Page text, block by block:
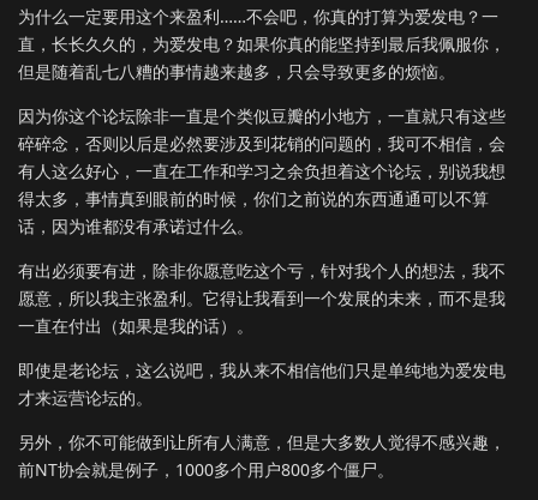
为什么一定要用这个来盈利……不会吧，你真的打算为爱发电？一
直，长长久久的，为爱发电？如果你真的能坚持到最后我佩服你，
但是随着乱七八糟的事情越来越多，只会导致更多的烦恼。
因为你这个论坛除非一直是个类似豆瓣的小地方，一直就只有这些
碎碎念，否则以后是必然要涉及到花销的问题的，我可不相信，会
有人这么好心，一直在工作和学习之余负担着这个论坛，别说我想
得太多，事情真到眼前的时候，你们之前说的东西通通可以不算
话，因为谁都没有承诺过什么。
有出必须要有进，除非你愿意吃这个亏，针对我个人的想法，我不
愿意，所以我主张盈利。它得让我看到一个发展的未来，而不是我
一直在付出（如果是我的话）。
即使是老论坛，这么说吧，我从来不相信他们只是单纯地为爱发电
才来运营论坛的。
另外，你不可能做到让所有人满意，但是大多数人觉得不感兴趣，
前NT协会就是例子，1000多个用户800多个僵尸。